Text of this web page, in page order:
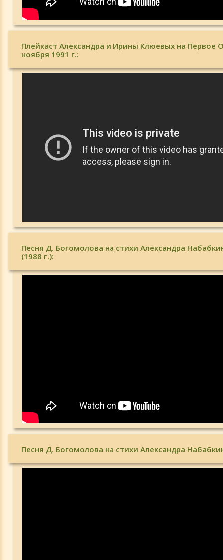
Плейкаст Александра и Ирины Клюевых на Первое
ноября 1991 г.:
Песня Д. Богомолова на стихи Александра
(1988 г.):
Песня Д. Богомолова на стихи Александра